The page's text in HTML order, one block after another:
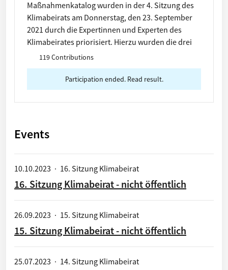
Maßnahmenkatalog wurden in der 4. Sitzung des
Klimabeirats am Donnerstag, den 23. September
2021 durch die Expertinnen und Experten des
Klimabeirates priorisiert. Hierzu wurden die drei
Bewertungskriterien Ausstrahlung, Klimarelevanz
und Umsetzbarkeit herangezogen Die Vorschläge
5, 7, 8 und 15 wurden nicht empfohlen und
deshalb aus dem Maßnahmenkatalog gelöscht.
Alle Bürgerinnen und Bürger sollen hier die
zu priorisieren.
119 Contributions
Participation ended. Read result.
Events
10.10.2023 · 16. Sitzung Klimabeirat
16. Sitzung Klimabeirat - nicht öffentlich
26.09.2023 · 15. Sitzung Klimabeirat
15. Sitzung Klimabeirat - nicht öffentlich
25.07.2023 · 14. Sitzung Klimabeirat